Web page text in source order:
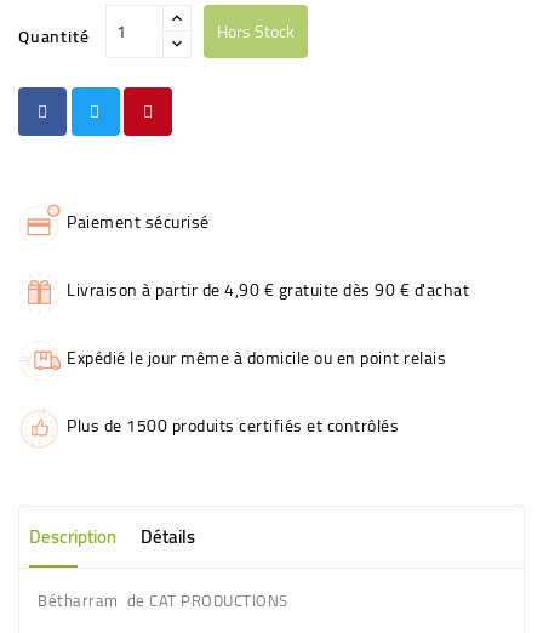
Quantité Hors Stock
Paiement sécurisé
Livraison à partir de 4,90 € gratuite dès 90 € d'achat
Expédié le jour même à domicile ou en point relais
Plus de 1500 produits certifiés et contrôlés
Description Détails
Bétharram de CAT PRODUCTIONS